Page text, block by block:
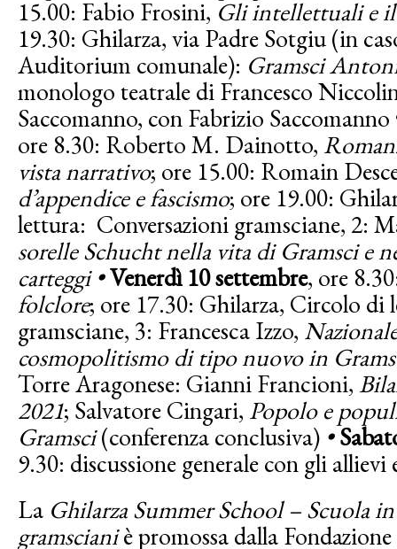
15.00: Fabio Frosini, Gli intellettuali e
19.30: Ghilarza, via Padre Sotgiu(in
Auditorium comunale): Gramsci
monologo teatrale di Francesco
Saccomanno, con Fabrizio
ore 8.30: Roberto M. Dainotto,
vista narrativo; ore 15.00: Romain
d’appendice e fascismo; ore 19.00:
lettura: Conversazioni gramsciane, 2:
sorelle Schucht nella vita di Gramsci e
carteggi •Venerdì 10 settembre, ore
folclore; ore 17.30: Ghilarza, Circolo di
gramsciane, 3: Francesca Izzo,
cosmopolitismo di tipo nuovo in
Torre Aragonese: Gianni Francioni,
2021; Salvatore Cingari, Popolo e
Gramsci(conferenza conclusiva) •
9.30: discussione generale con gli
La Ghilarza Summer School – Scuola
gramscianiè promossa dalla